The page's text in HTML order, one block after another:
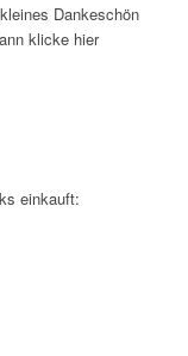
Dankeschön
klicke hier
einkauft: